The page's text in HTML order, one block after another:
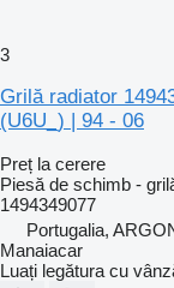
3
Grilă radiator
(U6U_) | 94 - 06
Preț la cerere
Piesă de schimb -
1494349077
Portugalia,
Manaiacar
Luați legătura cu